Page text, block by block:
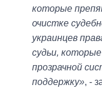
которые
очистке
украинцев
судьи,
прозрачной
поддержку», -